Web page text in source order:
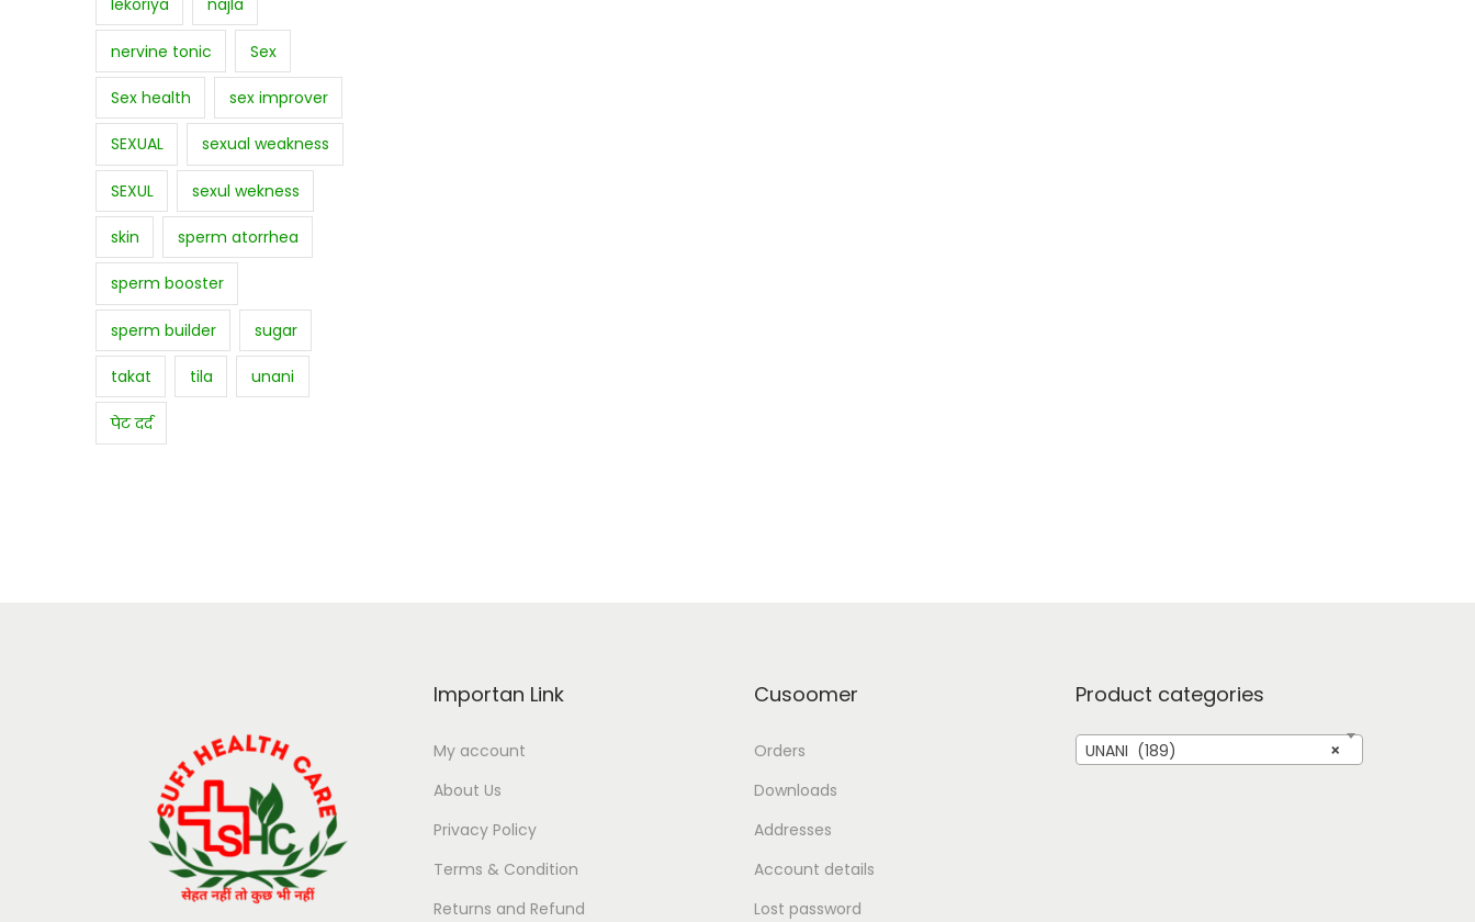
lekoriya najla
nervine tonic Sex
Sex health sex improver
SEXUAL sexual weakness
SEXUL sexul wekness
skin sperm atorrhea
sperm booster
sperm builder sugar
takat tila unani
पेट दर्द
Importan Link
My account
About Us
Privacy Policy
Terms & Condition
Returns and Refund
Cusoomer
Orders
Downloads
Addresses
Account details
Lost password
Product categories
×
UNANI (189)